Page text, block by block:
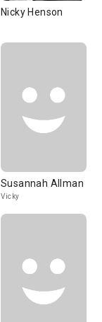
Nicky Henson
Susannah Allman
Vicky